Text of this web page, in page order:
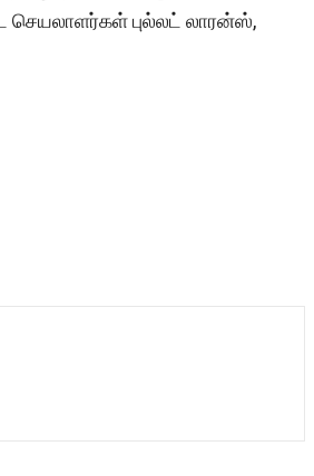
செயலாளர்கள் புல்லட் லாரன்ஸ்,